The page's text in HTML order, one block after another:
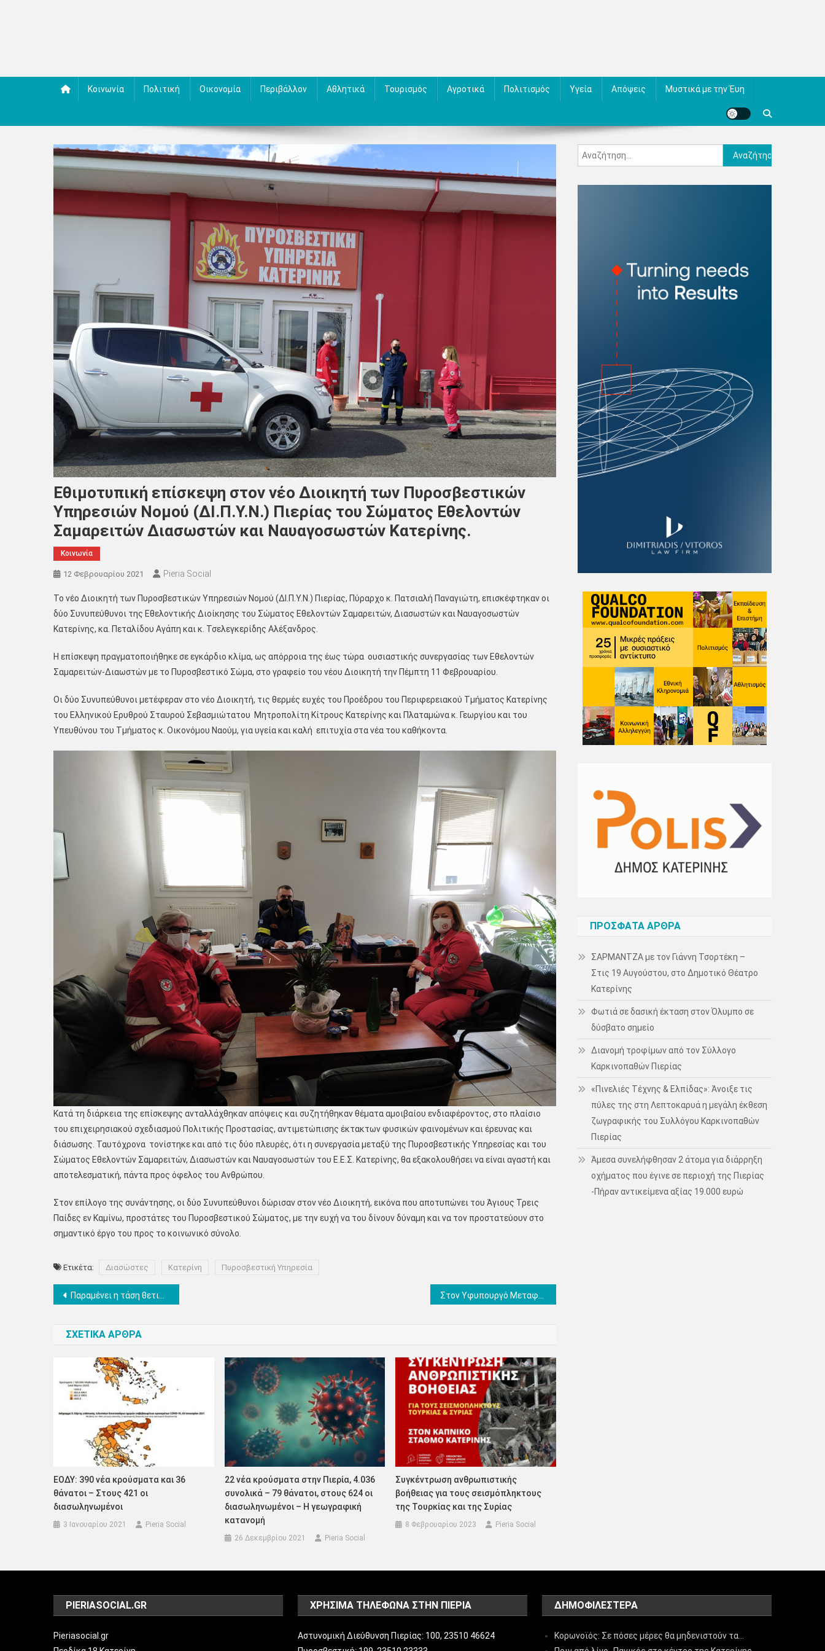
Κοινωνία Πολιτική Οικονομία Περιβάλλον Αθλητικά Τουρισμός Αγροτικά Πολιτισμός Υγεία Απόψεις Μυστικά με την Έυη
Εθιμοτυπική επίσκεψη στον νέο Διοικητή των Πυροσβεστικών
Υπηρεσιών Νομού (ΔΙ.Π.Υ.Ν.) Πιερίας του Σώματος Εθελοντών
Σαμαρειτών Διασωστών και Ναυαγοσωστών Κατερίνης.
Κοινωνία
12 Φεβρουαρίου 2021 Pieria Social
Το νέο Διοικητή των Πυροσβεστικών Υπηρεσιών Νομού (ΔΙ.Π.Υ.Ν.) Πιερίας, Πύραρχο κ. Πατσιαλή Παναγιώτη, επισκέφτηκαν οι
δύο Συνυπεύθυνοι της Εθελοντικής Διοίκησης του Σώματος Εθελοντών Σαμαρειτών, Διασωστών και Ναυαγοσωστών
Κατερίνης, κα. Πεταλίδου Αγάπη και κ. Τσελεγκερίδης Αλέξανδρος.
Η επίσκεψη πραγματοποιήθηκε σε εγκάρδιο κλίμα, ως απόρροια της έως τώρα ουσιαστικής συνεργασίας των Εθελοντών
Σαμαρειτών-Διαωστών με το Πυροσβεστικό Σώμα, στο γραφείο του νέου Διοικητή την Πέμπτη 11 Φεβρουαρίου.
Οι δύο Συνυπεύθυνοι μετέφεραν στο νέο Διοικητή, τις θερμές ευχές του Προέδρου του Περιφερειακού Τμήματος Κατερίνης
του Ελληνικού Ερυθρού Σταυρού Σεβασμιώτατου Μητροπολίτη Κίτρους Κατερίνης και Πλαταμώνα κ. Γεωργίου και του
Υπευθύνου του Τμήματος κ. Οικονόμου Ναούμ, για υγεία και καλή επιτυχία στα νέα του καθήκοντα.
Κατά τη διάρκεια της επίσκεψης ανταλλάχθηκαν απόψεις και συζητήθηκαν θέματα αμοιβαίου ενδιαφέροντος, στο πλαίσιο
του επιχειρησιακού σχεδιασμού Πολιτικής Προστασίας, αντιμετώπισης έκτακτων φυσικών φαινομένων και έρευνας και
διάσωσης. Ταυτόχρονα τονίστηκε και από τις δύο πλευρές, ότι η συνεργασία μεταξύ της Πυροσβεστικής Υπηρεσίας και του
Σώματος Εθελοντών Σαμαρειτών, Διασωστών και Ναυαγοσωστών του Ε.Ε.Σ. Κατερίνης, θα εξακολουθήσει να είναι αγαστή και
αποτελεσματική, πάντα προς όφελος του Ανθρώπου.
Στον επίλογο της συνάντησης, οι δύο Συνυπεύθυνοι δώρισαν στον νέο Διοικητή, εικόνα που αποτυπώνει του Άγιους Τρεις
Παίδες εν Καμίνω, προστάτες του Πυροσβεστικού Σώματος, με την ευχή να του δίνουν δύναμη και να τον προστατεύουν στο
σημαντικό έργο του προς το κοινωνικό σύνολο.
Ετικέτα: Διασώστες Κατερίνη Πυροσβεστική Υπηρεσία
Πλοήγηση
Παραμένει η τάση θετικότητας του ιικού φορτίου, στα λύματα της Κατερίνης Στον Υφυπουργό Μεταφορών για τα αιτήματα του κλάδου των ΤΑΧΙ ο Φώντας Μπαραλιάκος
ΣΧΕΤΙΚΑ ΑΡΘΡΑ
ΕΟΔΥ: 390 νέα κρούσματα και 36
θάνατοι – Στους 421 οι
διασωληνωμένοι
3 Ιανουαρίου 2021 Pieria Social
22 νέα κρούσματα στην Πιερία, 4.036
συνολικά – 79 θάνατοι, στους 624 οι
διασωληνωμένοι – Η γεωγραφική
κατανομή
26 Δεκεμβρίου 2021 Pieria Social
Συγκέντρωση ανθρωπιστικής
βοήθειας για τους σεισμόπληκτους
της Τουρκίας και της Συρίας
8 Φεβρουαρίου 2023 Pieria Social
Αναζήτηση
για:
ΠΡΌΣΦΑΤΑ ΆΡΘΡΑ
ΣΑΡΜΑΝΤΖΑ με τον Γιάννη Τσορτέκη –
Στις 19 Αυγούστου, στο Δημοτικό Θέατρο
Κατερίνης
Φωτιά σε δασική έκταση στον Όλυμπο σε
δύσβατο σημείο
Διανομή τροφίμων από τον Σύλλογο
Καρκινοπαθών Πιερίας
«Πινελιές Τέχνης & Ελπίδας»: Άνοιξε τις
πύλες της στη Λεπτοκαρυά η μεγάλη έκθεση
ζωγραφικής του Συλλόγου Καρκινοπαθών
Πιερίας
Άμεσα συνελήφθησαν 2 άτομα για διάρρηξη
οχήματος που έγινε σε περιοχή της Πιερίας
-Πήραν αντικείμενα αξίας 19.000 ευρώ
PIERIASOCIAL.GR
Pieriasocial.gr
ΧΡΗΣΙΜΑ ΤΗΛΕΦΩΝΑ ΣΤΗΝ ΠΙΕΡΙΑ
Αστυνομική Διεύθυνση Πιερίας: 100, 23510 46624
ΔΗΜΟΦΙΛΈΣΤΕΡΑ
Κορωνοϊός: Σε πόσες μέρες θα μηδενιστούν τα…